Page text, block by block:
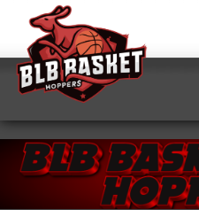
Panneau de gestion des cookies